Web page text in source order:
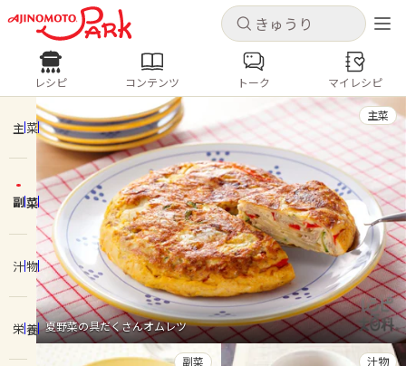
キャンセル
ログインするとレシピを保存できます
ログイン 新規登録
ホーム
コンテンツ
レシピ
トーク
キャンセル
レシピ コンテンツ
人気の食材・レシピ
きゅうり なす トマト
とうもろこし
ピーマン
みょうが ゴーヤ
レシピ コンテンツ トーク マイレシピ
主菜
副菜
汁物
栄養 夏野菜の具だくさんオムレツ
主菜
副菜 汁物